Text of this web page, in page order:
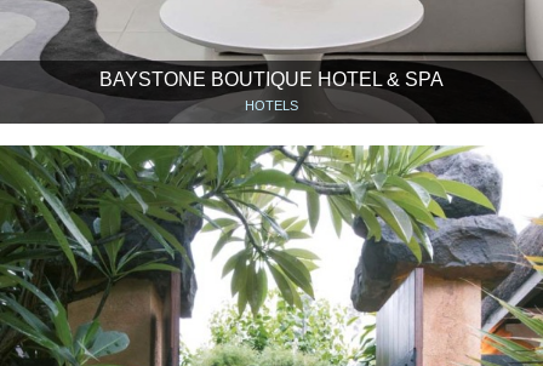
BAYSTONE BOUTIQUE HOTEL & SPA
HOTELS